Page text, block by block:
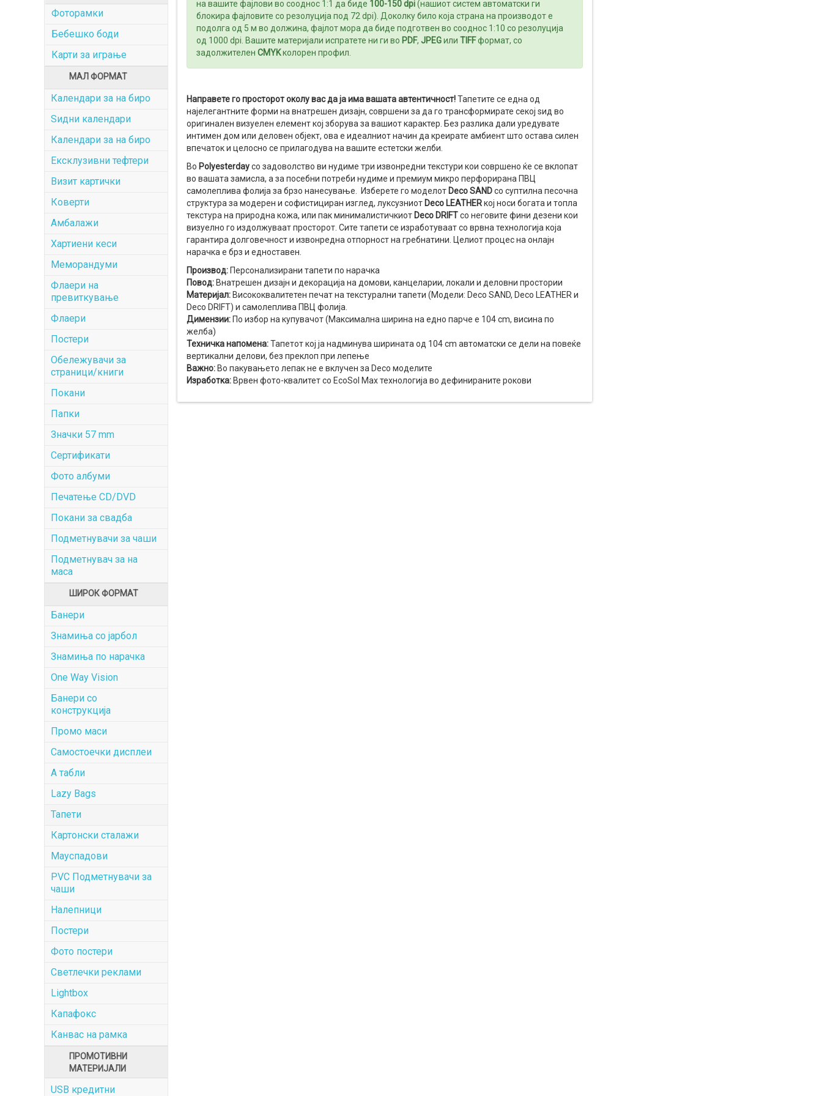
Фоторамки
Бебешко боди
Карти за играње
МАЛ ФОРМАТ
Календари за на биро
Ѕидни календари
Календари за на биро
Ексклузивни тефтери
Визит картички
Коверти
Амбалажи
Хартиени кеси
Меморандуми
Флаери на
превиткување
Флаери
Постери
Обележувачи за
страници/книги
Покани
Папки
Значки 57 mm
Сертификати
Фото албуми
Печатење CD/DVD
Покани за свадба
Подметнувачи за чаши
Подметнувач за на
маса
ШИРОК ФОРМАТ
Банери
Знамиња со јарбол
Знамиња по нарачка
One Way Vision
Банери со
конструкција
Промо маси
Самостоечки дисплеи
А табли
Lazy Bags
Тапети
Картонски сталажи
Мауспадови
PVC Подметнувачи за
чаши
Налепници
Постери
Фото постери
Светлечки реклами
Lightbox
Капафокс
Канвас на рамка
ПРОМОТИВНИ
МАТЕРИЈАЛИ
USB кредитни
на вашите фајлови во сооднос 1:1 да биде 100-150 dpi(нашиот систем автоматски ги
блокира фајловите со резолуција под 72 dpi). Доколку било која страна на производот е
подолга од 5 м во должина, фајлот мора да биде подготвен во сооднос 1:10 со резолуција
од 1000 dpi. Вашите материјали испратете ни ги во PDF, JPEGили TIFFформат, со
задолжителен CMYKколорен профил.
Направете го просторот околу вас да ја има вашата автентичност!Тапетите се една од
најелегантните форми на внатрешен дизајн, совршени за да го трансформирате секој ѕид во
оригинален визуелен елемент кој зборува за вашиот карактер. Без разлика дали уредувате
интимен дом или деловен објект, ова е идеалниот начин да креирате амбиент што остава силен
впечаток и целосно се прилагодува на вашите естетски желби.
Во Polyesterdayсо задоволство ви нудиме три извонредни текстури кои совршено ќе се вклопат
во вашата замисла, а за посебни потреби нудиме и премиум микро перфорирана ПВЦ
самолеплива фолија за брзо нанесување. Изберете го моделот Deco SANDсо суптилна песочна
структура за модерен и софистициран изглед, луксузниот Deco LEATHERкој носи богата и топла
текстура на природна кожа, или пак минималистичкиот Deco DRIFTсо неговите фини дезени кои
визуелно го издолжуваат просторот. Сите тапети се изработуваат со врвна технологија која
гарантира долговечност и извонредна отпорност на гребнатини. Целиот процес на онлајн
нарачка е брз и едноставен.
Производ:Персонализирани тапети по нарачка
Повод:Внатрешен дизајн и декорација на домови, канцеларии, локали и деловни простории
Материјал:Висококвалитетен печат на текстурални тапети (Модели: Deco SAND, Deco LEATHER и
Deco DRIFT) и самолеплива ПВЦ фолија.
Димензии:По избор на купувачот (Максимална ширина на едно парче е 104 cm, висина по
желба)
Техничка напомена:Тапетот кој ја надминува ширината од 104 cm автоматски се дели на повеќе
вертикални делови, без преклоп при лепење
Важно:Во пакувањето лепак не е вклучен за Deco моделите
Изработка:Врвен фото-квалитет со EcoSol Max технологија во дефинираните рокови